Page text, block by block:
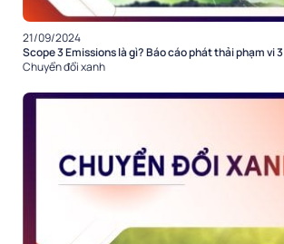
21/09/2024
Scope 3 Emissions là gì? Báo cáo phát thải phạm vi 3
Chuyển đổi xanh